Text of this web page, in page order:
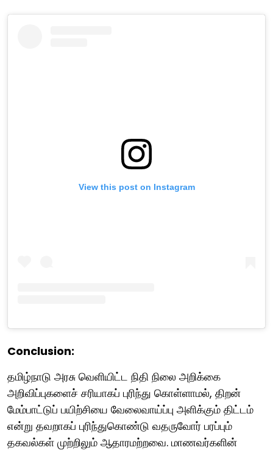
View this post on Instagram
Conclusion:
தமிழ்நாடு அரசு வெளியிட்ட நிதி நிலை அறிக்கை
அறிவிப்புகளைச் சரியாகப் புரிந்து கொள்ளாமல், திறன்
மேம்பாட்டுப் பயிற்சியை வேலைவாய்ப்பு அளிக்கும் திட்டம்
என்று தவறாகப் புரிந்துகொண்டு வதருவோர் பரப்பும்
தகவல்கள் முற்றிலும் ஆதாரமற்றவை. மாணவர்களின்